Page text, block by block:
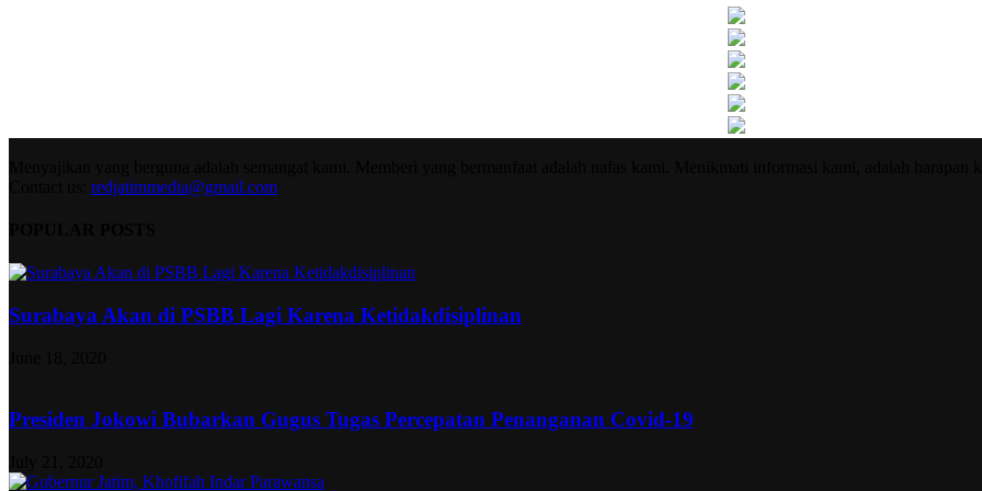
redjatimmedia@gmail.com
Surabaya Akan di PSBB Lagi Karena Ketidakdisiplinan
Presiden Jokowi Bubarkan Gugus Tugas Percepatan Penanganan Covid-19